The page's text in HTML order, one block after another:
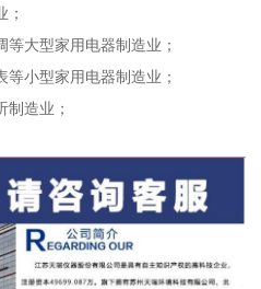
大型家用电器制造业；
小型家用电器制造业；
造业；